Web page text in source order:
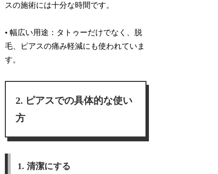
スの施術には十分な時間です。
• 幅広い用途： タトゥーだけでなく、脱
毛、ピアスの痛み軽減にも使われていま
す。
ピアスでの具体的な使い
方
1. 清潔にする